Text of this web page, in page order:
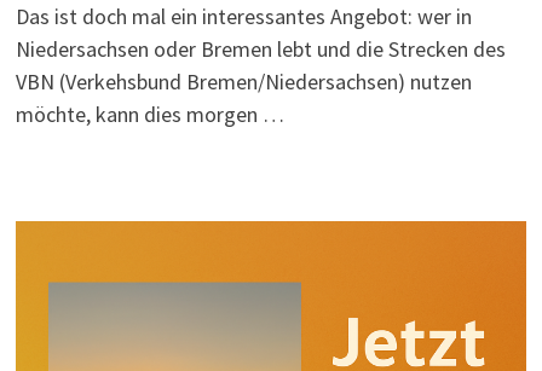
Das ist doch mal ein interessantes Angebot: wer in
Niedersachsen oder Bremen lebt und die Strecken des
VBN (Verkehsbund Bremen/Niedersachsen) nutzen
möchte, kann dies morgen …